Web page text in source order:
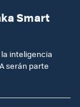
Smart
inteligencia
serán parte